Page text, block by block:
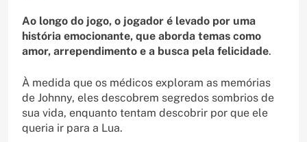
Ao longo do jogo, o jogador é levado por uma
história emocionante, que aborda temas como
amor, arrependimento e a busca pela felicidade.
À medida que os médicos exploram as memórias
de Johnny, eles descobrem segredos sombrios de
sua vida, enquanto tentam descobrir por que ele
queria ir para a Lua.